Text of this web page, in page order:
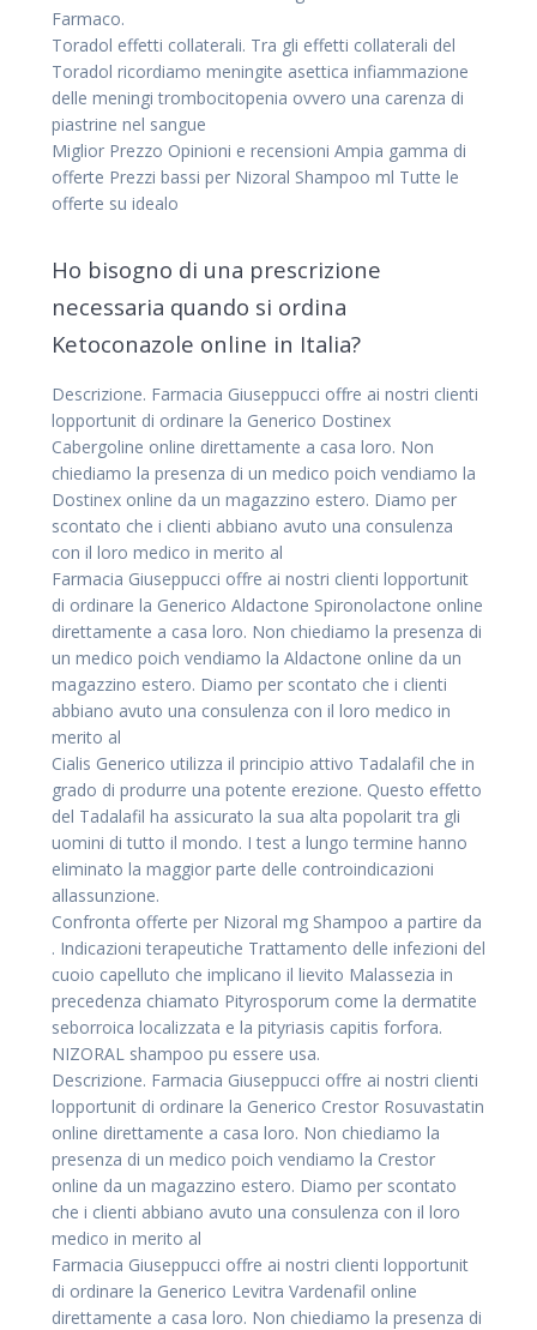
Farmaco.
Toradol effetti collaterali. Tra gli effetti collaterali del
Toradol ricordiamo meningite asettica infiammazione
delle meningi trombocitopenia ovvero una carenza di
piastrine nel sangue
Miglior Prezzo Opinioni e recensioni Ampia gamma di
offerte Prezzi bassi per Nizoral Shampoo ml Tutte le
offerte su idealo
Ho bisogno di una prescrizione
necessaria quando si ordina
Ketoconazole online in Italia?
Descrizione. Farmacia Giuseppucci offre ai nostri clienti
lopportunit di ordinare la Generico Dostinex
Cabergoline online direttamente a casa loro. Non
chiediamo la presenza di un medico poich vendiamo la
Dostinex online da un magazzino estero. Diamo per
scontato che i clienti abbiano avuto una consulenza
con il loro medico in merito al
Farmacia Giuseppucci offre ai nostri clienti lopportunit
di ordinare la Generico Aldactone Spironolactone online
direttamente a casa loro. Non chiediamo la presenza di
un medico poich vendiamo la Aldactone online da un
magazzino estero. Diamo per scontato che i clienti
abbiano avuto una consulenza con il loro medico in
merito al
Cialis Generico utilizza il principio attivo Tadalafil che in
grado di produrre una potente erezione. Questo effetto
del Tadalafil ha assicurato la sua alta popolarit tra gli
uomini di tutto il mondo. I test a lungo termine hanno
eliminato la maggior parte delle controindicazioni
allassunzione.
Confronta offerte per Nizoral mg Shampoo a partire da
. Indicazioni terapeutiche Trattamento delle infezioni del
cuoio capelluto che implicano il lievito Malassezia in
precedenza chiamato Pityrosporum come la dermatite
seborroica localizzata e la pityriasis capitis forfora.
NIZORAL shampoo pu essere usa.
Descrizione. Farmacia Giuseppucci offre ai nostri clienti
lopportunit di ordinare la Generico Crestor Rosuvastatin
online direttamente a casa loro. Non chiediamo la
presenza di un medico poich vendiamo la Crestor
online da un magazzino estero. Diamo per scontato
che i clienti abbiano avuto una consulenza con il loro
medico in merito al
Farmacia Giuseppucci offre ai nostri clienti lopportunit
di ordinare la Generico Levitra Vardenafil online
direttamente a casa loro. Non chiediamo la presenza di